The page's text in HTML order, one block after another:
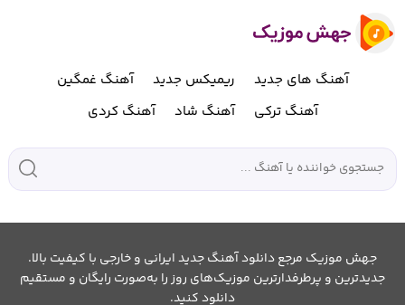
آهنگ های جدید ریمیکس جدید
آهنگ غمگین
آهنگ ترکی
آهنگ شاد آهنگ کردی
جهش موزیک مرجع دانلود آهنگ جدید ایرانی و خارجی با کیفیت بالا.
جدیدترین و پرطرفدارترین موزیک‌های روز را به‌صورت رایگان و مستقیم
دانلود کنید.